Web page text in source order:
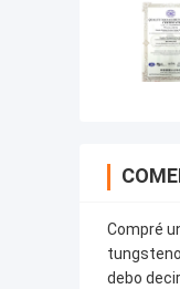
Compré
debo